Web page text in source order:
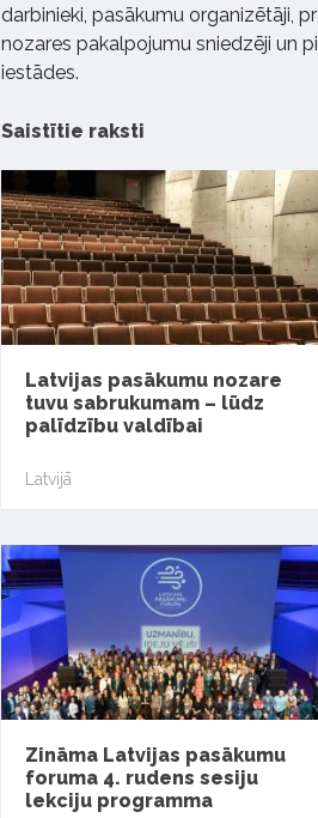
darbinieki, pasākumu organizētāji,
nozares pakalpojumu sniedzēji un
iestādes.
Saistītie raksti
Latvijas pasākumu nozare
tuvu sabrukumam – lūdz
palīdzību valdībai
Latvijā
Zināma Latvijas pasākumu
foruma 4. rudens sesiju
lekciju programma